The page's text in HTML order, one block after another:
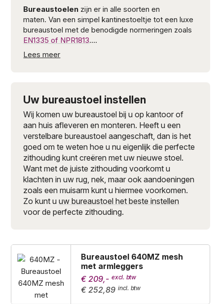
Bureaustoelen zijn er in alle soorten en
maten. Van een simpel kantinestoeltje tot een luxe
bureaustoel met de benodigde normeringen zoals
EN1335 of NPR1813.
Bij Kantoormeubelland vindt u niet alleen een
merendeel van het stoelen assortiment verlenen
wij 5 jaar garantie.
Omdatthuiswerkenmomenteel helemaal in
opkomst is bieden vele thuiswerkstoelen in een
gunstige prijsklasse. Ook bij u en uw medewerkers
thuisbezorgen wij gratis zonder franco
ordergrens.
Uw bureaustoel instellen
Wij komen uw bureaustoel bij u op kantoor of
aan huis afleveren en monteren. Heeft u een
verstelbare bureaustoel aangeschaft, dan is het
goed om te weten hoe u nu eigenlijk die perfecte
zithouding kunt creëren met uw nieuwe stoel.
Want met de juiste zithouding voorkomt u
klachten in uw rug, nek, maar ook aandoeningen
zoals een muisarm kunt u hiermee voorkomen.
Zo kunt uuw bureaustoel het beste instellen
voor de perfecte zithouding.
Bureaustoel 640MZ mesh
met armleggers
€ 209,-
€ 252,89